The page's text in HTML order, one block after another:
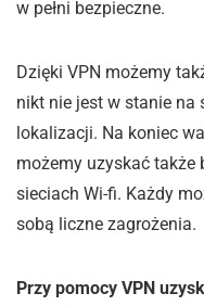
w pełni bezpieczne.
Dzięki VPN możemy
nikt nie jest w stanie na
lokalizacji. Na koniec
możemy uzyskać także
sieciach Wi-fi. Każdy
sobą liczne zagrożenia.
Przy pomocy VPN